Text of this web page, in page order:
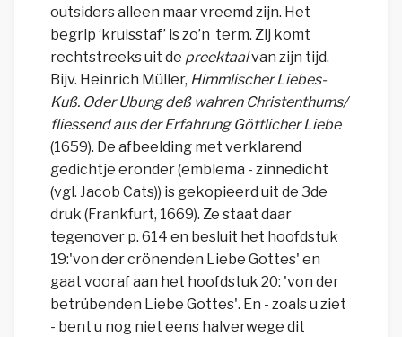
outsiders alleen maar vreemd zijn. Het
begrip ‘kruisstaf’ is zo’n term. Zij komt
rechtstreeks uit de preektaalvan zijn tijd.
Bijv. Heinrich Müller, Himmlischer Liebes-
Kuß. Oder Ubung deß wahren Christenthums/
fliessend aus der Erfahrung Göttlicher Liebe
(1659). De afbeelding met verklarend
gedichtje eronder (emblema - zinnedicht
(vgl. Jacob Cats)) is gekopieerd uit de 3de
druk (Frankfurt, 1669). Ze staat daar
tegenover p. 614 en besluit het hoofdstuk
19:'von der crönenden Liebe Gottes' en
gaat vooraf aan het hoofdstuk 20: 'von der
betrübenden Liebe Gottes'. En - zoals u ziet
- bent u nog niet eens halverwege dit